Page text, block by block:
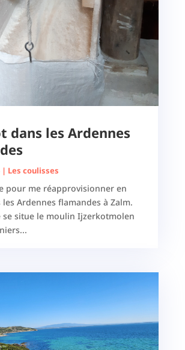
dans les Ardennes
| Les coulisses
pour me réapprovisionner en
Ardennes flamandes à Zalm.
se situe le moulin Ijzerkotmolen